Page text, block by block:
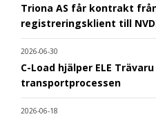
Triona AS får kontrakt
registreringsklient till
2026-06-30
C-Load hjälper ELE
transportprocessen
2026-06-18